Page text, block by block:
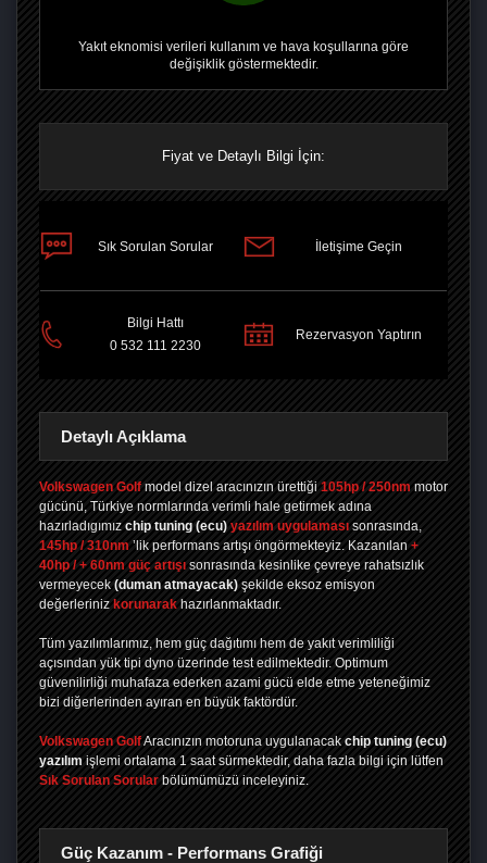
Yakıt eknomisi verileri kullanım ve hava koşullarına göre
değişiklik göstermektedir.
Fiyat ve Detaylı Bilgi İçin:
Sık Sorulan Sorular İletişime Geçin
Bilgi Hattı
0 532 111 2230
Rezervasyon Yaptırın
Detaylı Açıklama
Volkswagen Golf model dizel aracınızın ürettiği 105hp / 250nm motor
gücünü, Türkiye normlarında verimli hale getirmek adına
hazırladıgımız chip tuning (ecu) yazılım uygulaması sonrasında,
145hp / 310nm ’lik performans artışı öngörmekteyiz. Kazanılan +
40hp / + 60nm güç artışı sonrasında kesinlike çevreye rahatsızlık
vermeyecek (duman atmayacak) şekilde eksoz emisyon
değerleriniz korunarak hazırlanmaktadır.
Tüm yazılımlarımız, hem güç dağıtımı hem de yakıt verimliliği
açısından yük tipi dyno üzerinde test edilmektedir. Optimum
güvenilirliği muhafaza ederken azami gücü elde etme yeteneğimiz
bizi diğerlerinden ayıran en büyük faktördür.
Volkswagen GolfAracınızın motoruna uygulanacak chip tuning (ecu)
yazılım işlemi ortalama 1 saat sürmektedir, daha fazla bilgi için lütfen
Sık Sorulan Sorular bölümümüzü inceleyiniz.
Güç Kazanım - Performans Grafiği